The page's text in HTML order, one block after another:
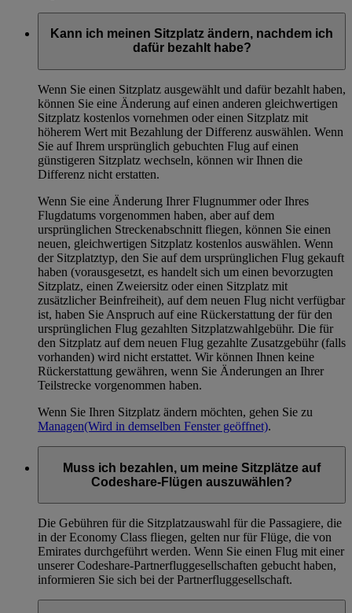
Kann ich meinen Sitzplatz ändern, nachdem ich
dafür bezahlt habe?
Wenn Sie einen Sitzplatz ausgewählt und dafür bezahlt haben,
können Sie eine Änderung auf einen anderen gleichwertigen
Sitzplatz kostenlos vornehmen oder einen Sitzplatz mit
höherem Wert mit Bezahlung der Differenz auswählen. Wenn
Sie auf Ihrem ursprünglich gebuchten Flug auf einen
günstigeren Sitzplatz wechseln, können wir Ihnen die
Differenz nicht erstatten.
Wenn Sie eine Änderung Ihrer Flugnummer oder Ihres
Flugdatums vorgenommen haben, aber auf dem
ursprünglichen Streckenabschnitt fliegen, können Sie einen
neuen, gleichwertigen Sitzplatz kostenlos auswählen. Wenn
der Sitzplatztyp, den Sie auf dem ursprünglichen Flug gekauft
haben (vorausgesetzt, es handelt sich um einen bevorzugten
Sitzplatz, einen Zweiersitz oder einen Sitzplatz mit
zusätzlicher Beinfreiheit), auf dem neuen Flug nicht verfügbar
ist, haben Sie Anspruch auf eine Rückerstattung der für den
ursprünglichen Flug gezahlten Sitzplatzwahlgebühr. Die für
den Sitzplatz auf dem neuen Flug gezahlte Zusatzgebühr (falls
vorhanden) wird nicht erstattet. Wir können Ihnen keine
Rückerstattung gewähren, wenn Sie Änderungen an Ihrer
Teilstrecke vorgenommen haben.
Wenn Sie Ihren Sitzplatz ändern möchten, gehen Sie zu
Managen(Wird in demselben Fenster geöffnet).
Muss ich bezahlen, um meine Sitzplätze auf
Codeshare-Flügen auszuwählen?
Die Gebühren für die Sitzplatzauswahl für die Passagiere, die
in der Economy Class fliegen, gelten nur für Flüge, die von
Emirates durchgeführt werden. Wenn Sie einen Flug mit einer
unserer Codeshare-Partnerfluggesellschaften gebucht haben,
informieren Sie sich bei der Partnerfluggesellschaft.